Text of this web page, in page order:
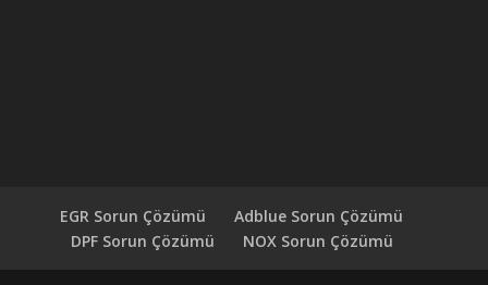
EGR Sorun Çözümü
Adblue Sorun Çözümü
DPF Sorun Çözümü
NOX Sorun Çözümü